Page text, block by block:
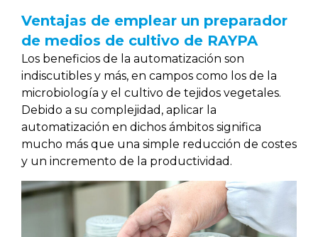
Ventajas de emplear un preparador
de medios de cultivo de RAYPA
Los beneficios de la automatización son
indiscutibles y más, en campos como los de la
microbiología y el cultivo de tejidos vegetales.
Debido a su complejidad, aplicar la
automatización en dichos ámbitos significa
mucho más que una simple reducción de costes
y un incremento de la productividad.